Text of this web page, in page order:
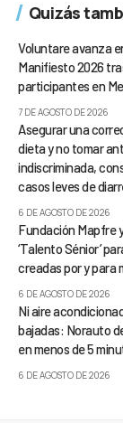
Quizás
Voluntare avanza
Manifiesto 2026
participantes en
7 DE AGOSTO DE 2026
Asegurar una
dieta y no tomar
indiscriminada,
casos leves de
6 DE AGOSTO DE 2026
Fundación Mapfre
‘Talento Sénior’
creadas por y para
6 DE AGOSTO DE 2026
Ni aire
bajadas: Norauto
en menos de 5
6 DE AGOSTO DE 2026